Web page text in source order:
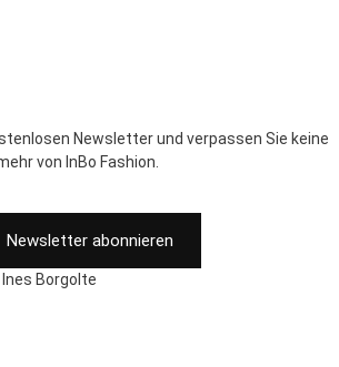
Newsletter und verpassen Sie keine
von InBo Fashion.
Newsletter abonnieren